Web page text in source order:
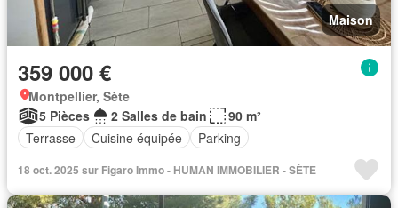
Maison
359 000 €
Montpellier, Sète
5 Pièces
2 Salles de bain
90 m²
Terrasse
Cuisine équipée Parking
18 oct. 2025 sur Figaro Immo - HUMAN IMMOBILIER - SÈTE